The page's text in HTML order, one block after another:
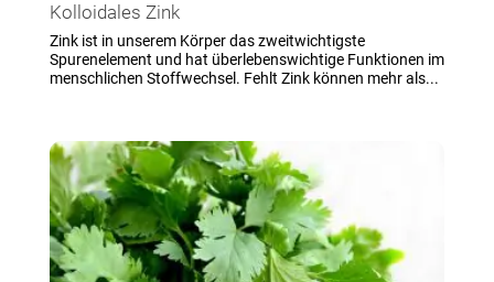
Kolloidales Zink
Zink ist in unserem Körper das zweitwichtigste
Spurenelement und hat überlebenswichtige Funktionen im
menschlichen Stoffwechsel. Fehlt Zink können mehr als...